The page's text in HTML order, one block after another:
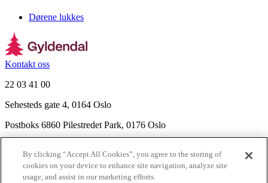
Dørene lukkes
Kontakt oss
22 03 41 00
Sehesteds gate 4, 0164 Oslo
Postboks 6860 Pilestredet Park, 0176 Oslo
Nyhetsbrev
Ledige stillinger
By clicking “Accept All Cookies”, you agree to the storing of
cookies on your device to enhance site navigation, analyze site
usage, and assist in our marketing efforts.